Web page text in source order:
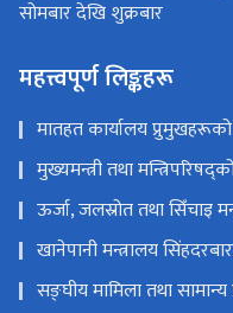
सोमबार देखि शुक्रबार
महत्त्वपूर्ण लिङ्कहरू
मातहत कार्यालय
मुख्यमन्त्री तथा
ऊर्जा, जलस्रोत तथा सिँचाइ
खानेपानी मन्त्रालय
सङ्‍घीय मामिला तथा